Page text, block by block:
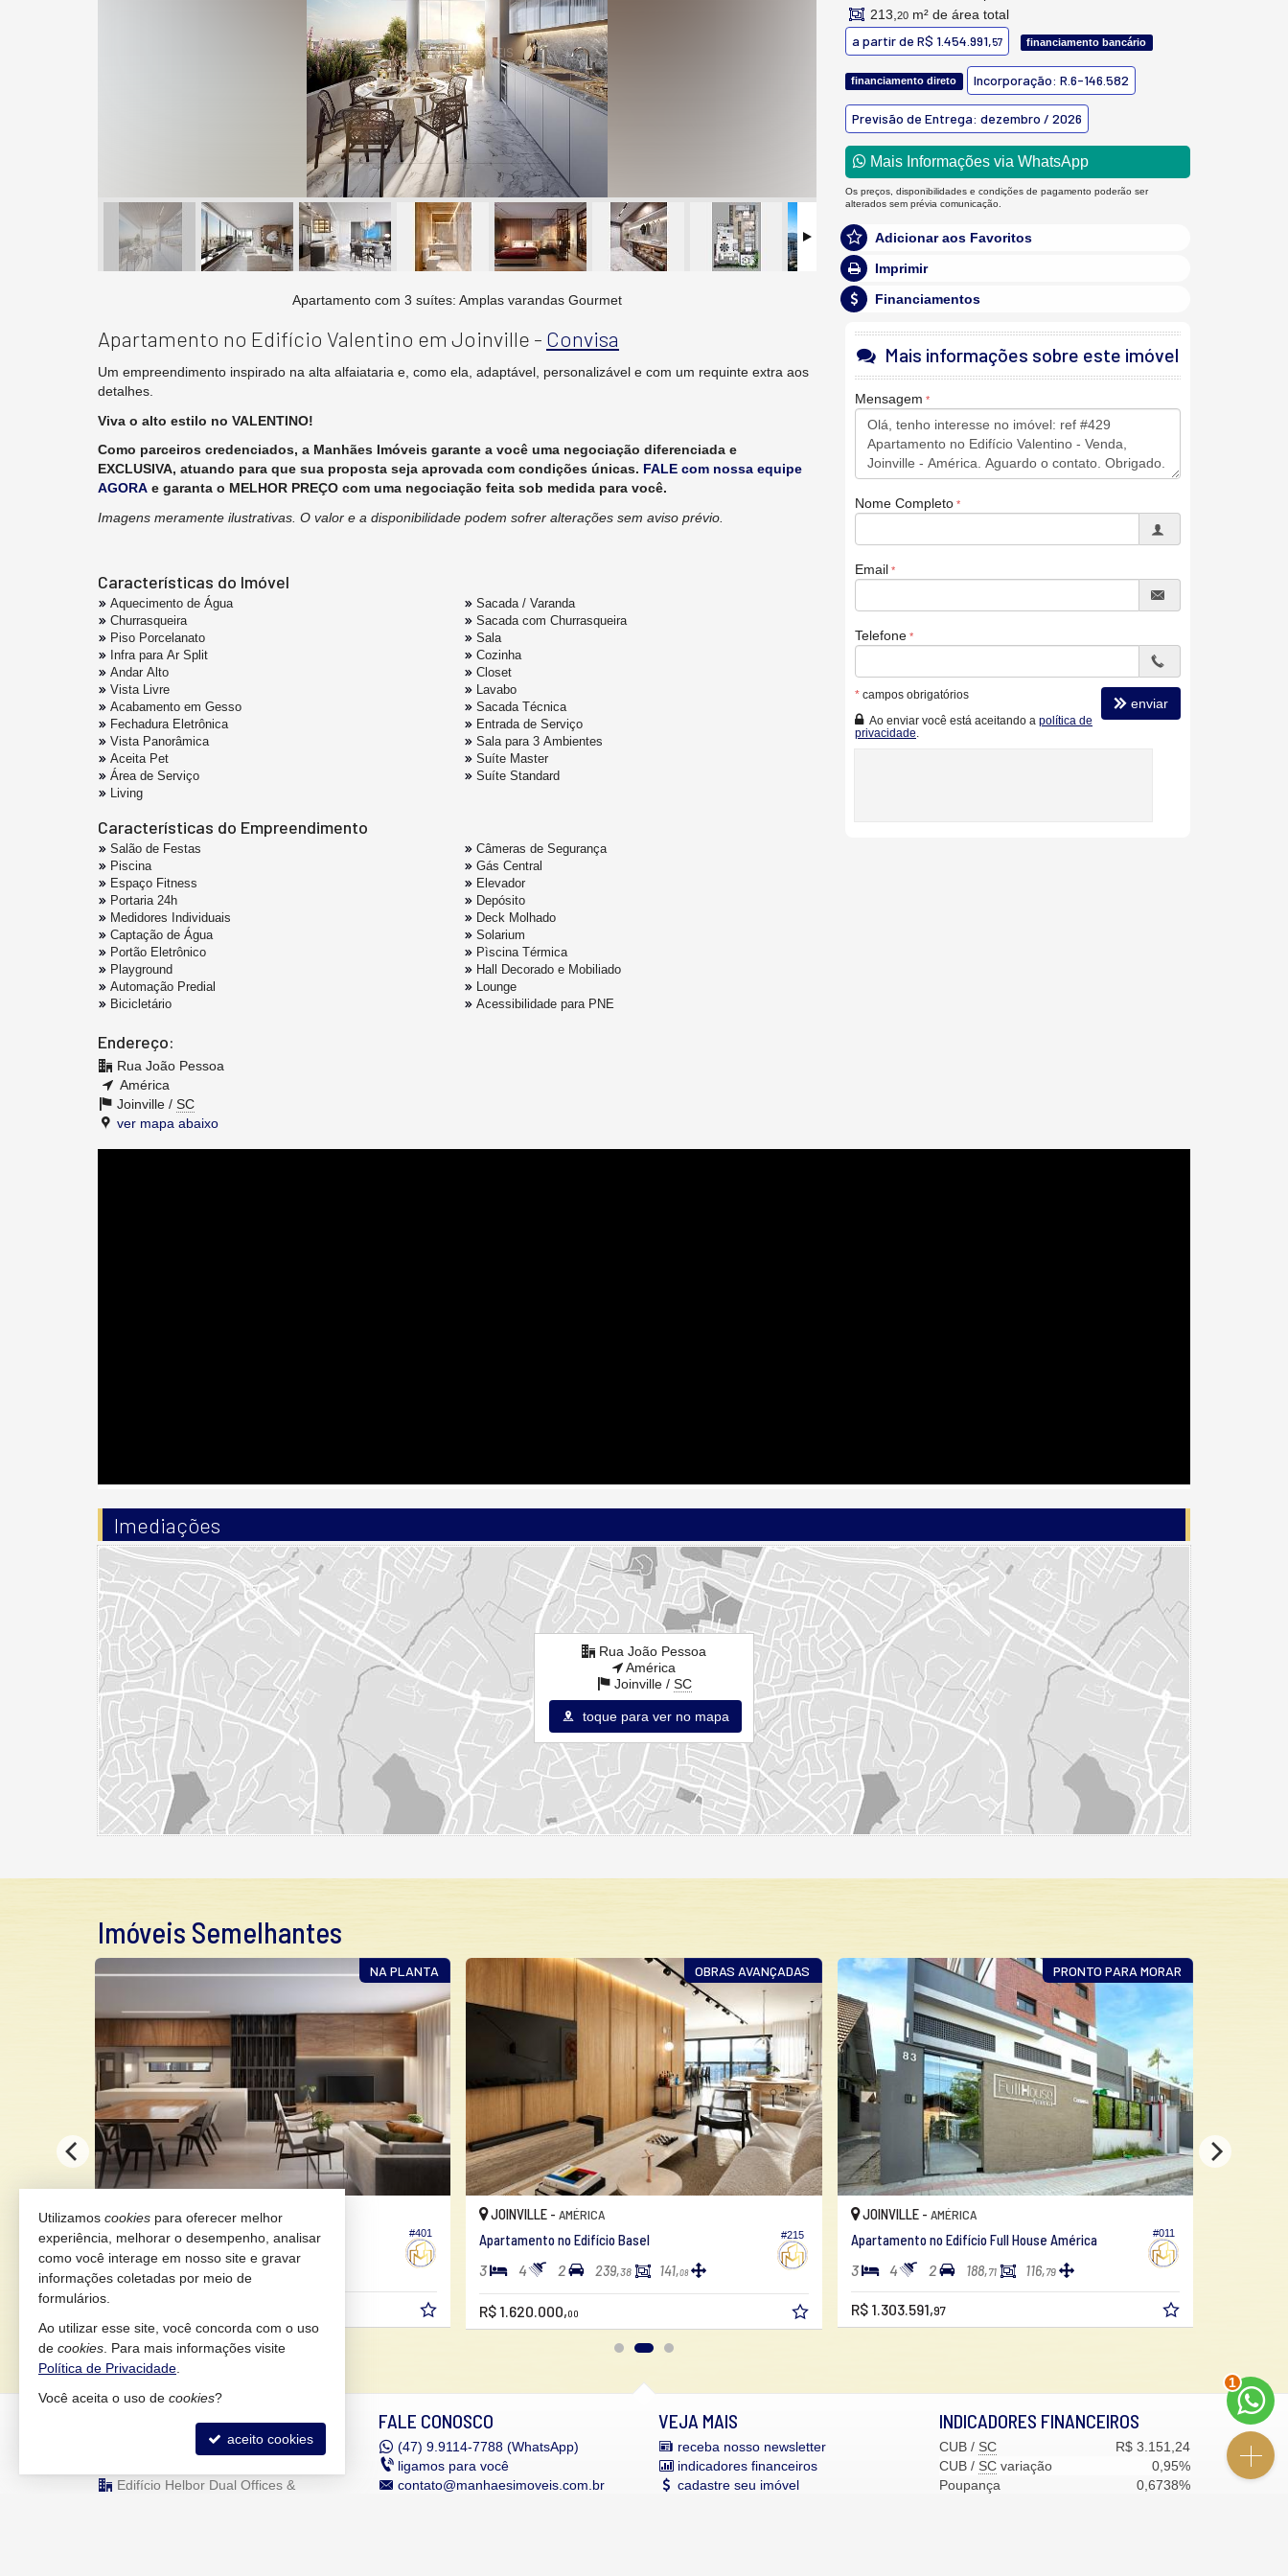
Living
213, 20 m² de área total
a partir de R$ 1.454.991,57 financiamento bancário
financiamento direto Incorporação: R.6-146.582
Previsão de Entrega: dezembro / 2026
Mais Informações via WhatsApp
Os preços, disponibilidades e condições de pagamento poderão ser
alterados sem prévia comunicação.
Adicionar aos Favoritos
Imprimir
Financiamentos
Apartamento no Edifício Valentino em Joinville - Convisa
Um empreendimento inspirado na alta alfaiataria e, como ela, adaptável, personalizável e com um requinte extra aos
detalhes.
Viva o alto estilo no VALENTINO!
Como parceiros credenciados, a Manhães Imóveis garante a você uma negociação diferenciada e
EXCLUSIVA, atuando para que sua proposta seja aprovada com condições únicas. FALE com nossa equipe
AGORA e garanta o MELHOR PREÇO com uma negociação feita sob medida para você.
Imagens meramente ilustrativas. O valor e a disponibilidade podem sofrer alterações sem aviso prévio.
Características do Imóvel
Aquecimento de Água
Churrasqueira
Piso Porcelanato
Infra para Ar Split
Andar Alto
Vista Livre
Acabamento em Gesso
Fechadura Eletrônica
Vista Panorâmica
Aceita Pet
Área de Serviço
Living
Sacada / Varanda
Sacada com Churrasqueira
Sala
Cozinha
Closet
Lavabo
Sacada Técnica
Entrada de Serviço
Sala para 3 Ambientes
Suíte Master
Suíte Standard
Características do Empreendimento
Salão de Festas
Piscina
Espaço Fitness
Portaria 24h
Medidores Individuais
Captação de Água
Portão Eletrônico
Playground
Automação Predial
Bicicletário
Câmeras de Segurança
Gás Central
Elevador
Depósito
Deck Molhado
Solarium
Pìscina Térmica
Hall Decorado e Mobiliado
Lounge
Acessibilidade para PNE
Endereço:
Rua João Pessoa
América
Joinville / SC
ver mapa abaixo
Mais informações sobre este imóvel
Mensagem
Nome Completo
Email
Telefone
* campos obrigatórios
Ao enviar você está aceitando a política de
privacidade
enviar
Imediações
Rua João Pessoa
América
Joinville / SC
toque para ver no mapa
Imóveis Semelhantes
NA PLANTA
#401
JOINVILLE -AMÉRICA
Apartamento no Edifício Calder 371
4 199,
OBRAS AVANÇADAS
#215
JOINVILLE -AMÉRICA
Apartamento no Edifício Basel
3 4 2 239,38 141,08
R$ 1.620.000,00
PRONTO PARA MORAR
#011
JOINVILLE - AMÉRICA
Apartamento no Edifício Full House América
3 4 2 188,71 116,79
R$ 1.303.591,97
MANHÃES IMÓVEIS
Rua Expedicionário Holz, nº 550 -
Edifício Helbor Dual Offices &
FALE CONOSCO
(47) 9.9114-7788 (WhatsApp)
ligamos para você
contato@manhaesimoveis.com.br
VEJA MAIS
receba nosso newsletter
indicadores financeiros
cadastre seu imóvel
INDICADORES FINANCEIROS
CUB / SC
R$ 3.151,24
CUB / SCvariação
0,95%
Poupança
0,6738%
2
Utilizamos cookies para oferecer melhor
experiência, melhorar o desempenho, analisar
como você interage em nosso site e gravar
informações coletadas por meio de
formulários.
Ao utilizar esse site, você concorda com o uso
de cookies . Para mais informações visite
Política de Privacidade
Você aceita o uso de cookies?
aceito cookies